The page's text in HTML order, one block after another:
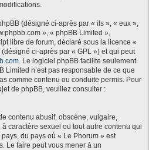
(désigné ci-après par « ils », « eux »,
», « phpBB Limited »,
libre de forum, déclaré sous la licence «
(désigné ci-après par « GPL ») et qui peut
. Le logiciel phpBB facilite seulement
Limited n’est pas responsable de ce que
comme contenu ou conduite permis. Pour
de phpBB, veuillez consulter :
contenu abusif, obscène, vulgaire,
caractère sexuel ou tout autre contenu qui
du pays où « Le Phorum » est
Le faire peut vous mener à un